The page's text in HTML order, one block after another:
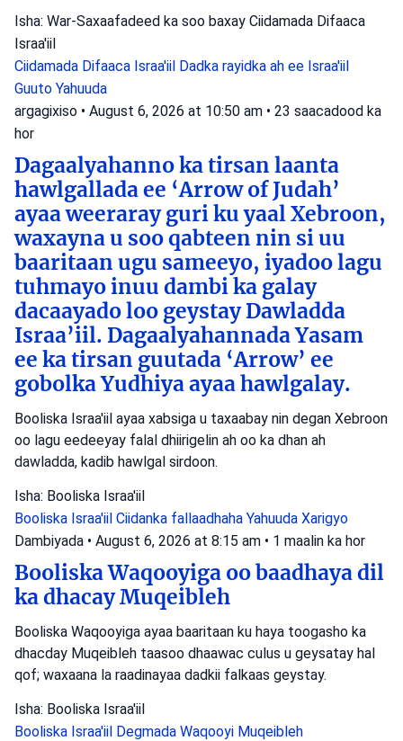
Isha: War-Saxaafadeed ka soo baxay Ciidamada Difaaca
Israa'iil
Ciidamada Difaaca Israa'iil Dadka rayidka ah ee Israa'iil
Guuto Yahuuda
argagixiso • August 6, 2026 at 10:50 am • 23 saacadood ka
hor
Dagaalyahanno ka tirsan laanta
hawlgallada ee ‘Arrow of Judah’
ayaa weeraray guri ku yaal Xebroon,
waxayna u soo qabteen nin si uu
baaritaan ugu sameeyo, iyadoo lagu
tuhmayo inuu dambi ka galay
dacaayado loo geystay Dawladda
Israa’iil. Dagaalyahannada Yasam
ee ka tirsan guutada ‘Arrow’ ee
gobolka Yudhiya ayaa hawlgalay.
Booliska Israa'iil ayaa xabsiga u taxaabay nin degan Xebroon
oo lagu eedeeyay falal dhiirigelin ah oo ka dhan ah
dawladda, kadib hawlgal sirdoon.
Isha: Booliska Israa'iil
Booliska Israa'iil Ciidanka fallaadhaha Yahuuda Xarigyo
Dambiyada • August 6, 2026 at 8:15 am • 1 maalin ka hor
Booliska Waqooyiga oo baadhaya dil
ka dhacay Muqeibleh
Booliska Waqooyiga ayaa baaritaan ku haya toogasho ka
dhacday Muqeibleh taasoo dhaawac culus u geysatay hal
qof; waxaana la raadinayaa dadkii falkaas geystay.
Isha: Booliska Israa'iil
Booliska Israa'iil Degmada Waqooyi Muqeibleh